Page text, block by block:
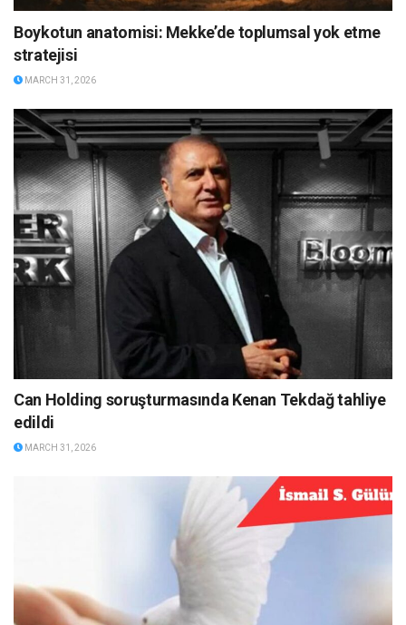
Boykotun anatomisi: Mekke’de toplumsal yok etme
stratejisi
MARCH 31, 2026
Can Holding soruşturmasında Kenan Tekdağ tahliye
edildi
MARCH 31, 2026